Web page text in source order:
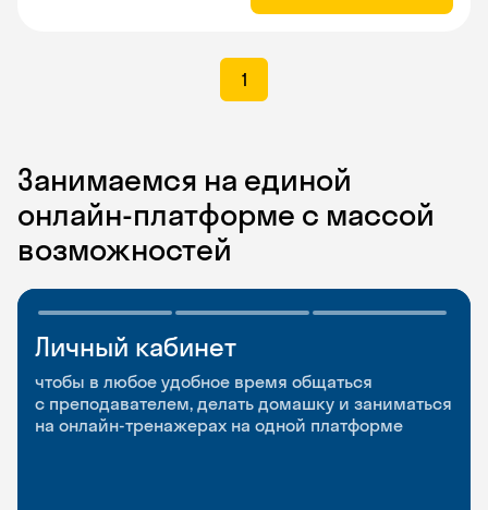
1
Занимаемся на единой
онлайн-платформе с массой
возможностей
Личный кабинет
чтобы в любое удобное время общаться
с преподавателем, делать домашку и заниматься
на онлайн-тренажерах на одной платформе
Мобильное
приложение
чтобы заниматься и изучать новые слова где
и когда удобно
Разговорные клубы
и Talks
Групповые занятия для разговорной практики
и индивидуальные встречи с преподавателями